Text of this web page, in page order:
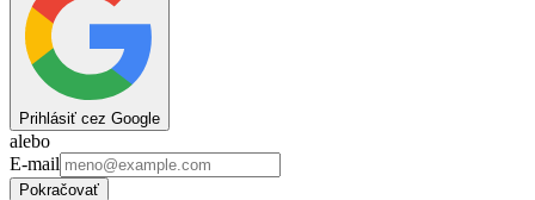
Prihlásiť cez Google
alebo
E-mail
Pokračovať